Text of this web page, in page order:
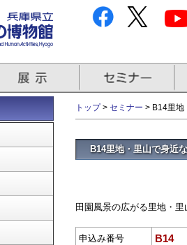
トップ> セミナー > B14里
B14里地・里山で身近
田園風景の広がる里地・
申込み番号 B14